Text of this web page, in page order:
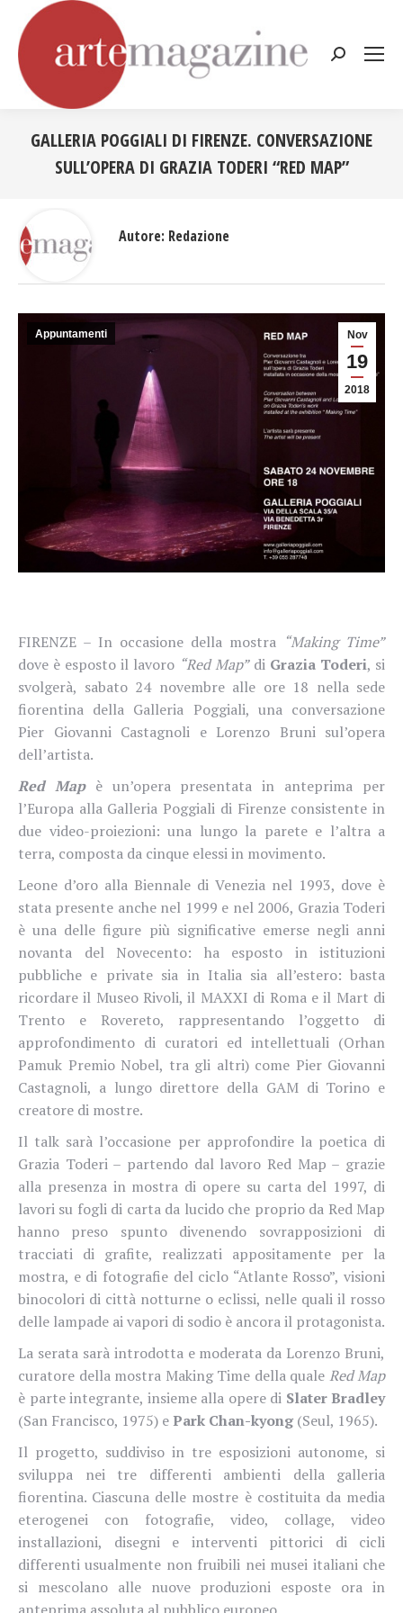
Cerca:
GALLERIA POGGIALI DI FIRENZE. CONVERSAZIONE
SULL’OPERA DI GRAZIA TODERI “RED MAP”
Nov
19
2018
Appuntamenti
FIRENZE – In occasione della mostra “Making Time”
dove è esposto il lavoro “Red Map”di Grazia Toderi, si
svolgerà, sabato 24 novembre alle ore 18 nella sede
fiorentina della Galleria Poggiali, una conversazione
Pier Giovanni Castagnoli e Lorenzo Bruni sul’opera
dell’artista.
Red Map è un’opera presentata in anteprima per
l’Europa alla Galleria Poggiali di Firenze consistente in
due video-proiezioni: una lungo la parete e l’altra a
terra, composta da cinque elessi in movimento.
Leone d’oro alla Biennale di Venezia nel 1993, dove è
stata presente anche nel 1999 e nel 2006, Grazia Toderi
è una delle figure più significative emerse negli anni
novanta del Novecento: ha esposto in istituzioni
pubbliche e private sia in Italia sia all’estero: basta
ricordare il Museo Rivoli, il MAXXI di Roma e il Mart di
Trento e Rovereto, rappresentando l’oggetto di
approfondimento di curatori ed intellettuali (Orhan
Pamuk Premio Nobel, tra gli altri) come Pier Giovanni
Castagnoli, a lungo direttore della GAM di Torino e
creatore di mostre.
Il talk sarà l’occasione per approfondire la poetica di
Grazia Toderi – partendo dal lavoro Red Map – grazie
alla presenza in mostra di opere su carta del 1997, di
lavori su fogli di carta da lucido che proprio da Red Map
hanno preso spunto divenendo sovrapposizioni di
tracciati di grafite, realizzati appositamente per la
mostra, e di fotografie del ciclo “Atlante Rosso”, visioni
binocolori di città notturne o eclissi, nelle quali il rosso
delle lampade ai vapori di sodio è ancora il protagonista.
La serata sarà introdotta e moderata da Lorenzo Bruni,
curatore della mostra Making Time della quale Red Map
è parte integrante, insieme alla operedi Slater Bradley
(San Francisco, 1975) ePark Chan-kyong(Seul, 1965).
Il progetto, suddiviso in tre esposizioni autonome, si
sviluppa nei tre differenti ambienti della galleria
fiorentina. Ciascuna delle mostre è costituita da media
eterogenei con fotografie, video, collage, video
installazioni, disegni e interventi pittorici di cicli
differenti usualmente non fruibili nei musei italiani che
si mescolano alle nuove produzioni esposte ora in
Autore: Redazione